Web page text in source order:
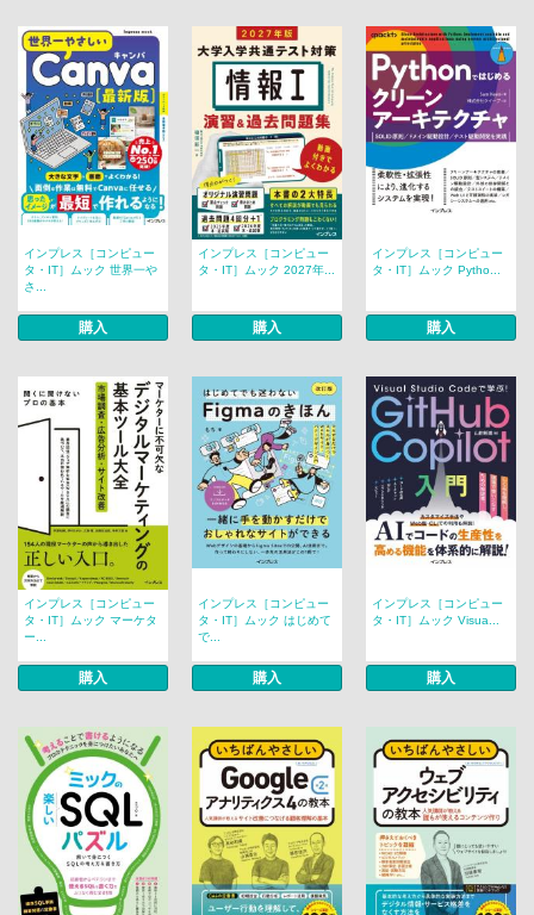
インプレス［コンピュー
タ・IT］ムック 世界一や
さ...
購入
インプレス［コンピュー
タ・IT］ムック 2027年...
購入
インプレス［コンピュー
タ・IT］ムック Pytho...
購入
インプレス［コンピュー
タ・IT］ムック マーケタ
ー...
購入
インプレス［コンピュー
タ・IT］ムック はじめて
で...
購入
インプレス［コンピュー
タ・IT］ムック Visua...
購入